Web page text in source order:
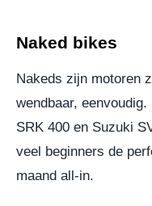
Naked bikes
Nakeds zijn motoren
wendbaar,
SRK 400 en Suzuki
veel beginners de
maand all-in.